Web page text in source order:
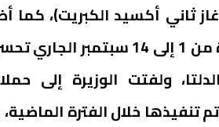
586 طن غاز ثاني أكسيد الكبريت)،
رصد جودة الهواء خلال الفترة من 1 إلى 14
ولفتت الوزيرة إلى
تنفيذها خلال الفترة
معهد العاشر من
قرارًا صائبًا؟
لماذا
تعليمات